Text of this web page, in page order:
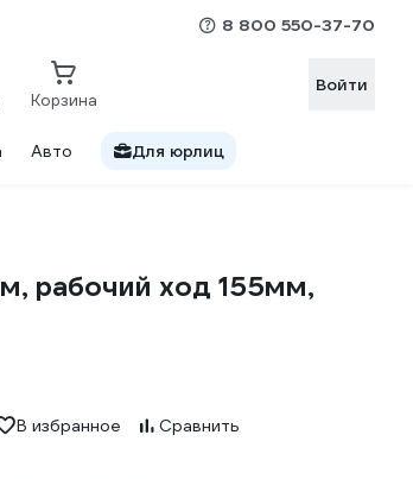
8 800 550-37-70
Корзина
Войти
Авто Для юрлиц
рабочий ход 155мм,
В избранное Сравнить